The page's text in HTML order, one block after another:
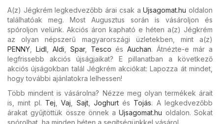
A(z) Jégkrém legkedvezőbb árai csak aUjsagomat.hu oldalon
találhatóak meg. Most Augusztus során is vásároljon és
spóroljon velünk. Akciós áron kapható e héten a(z) Jégkrém
az olyan népszerű magyarországi üzletekben, mint a(z)
PENNY
Lidl Aldi Spar, Tesco és Auchan. Átnézte-e már a
legfrissebb akciós újságjaikat? E pillanatban a következő
akciós újságokban talál Jégkrém akciókat: Lapozza át mindet,
hogy további ajánlatokra lelhessen!
Több mindent is vásárolna? Nézze meg olyan termékek árait
is, mint pl. Tej ,Vaj Sajt, Joghurtés Tojás. A legkedvezőbb
árakat gyűjtöttük össze önnek aUjsagomat.hu oldalon. Sokat